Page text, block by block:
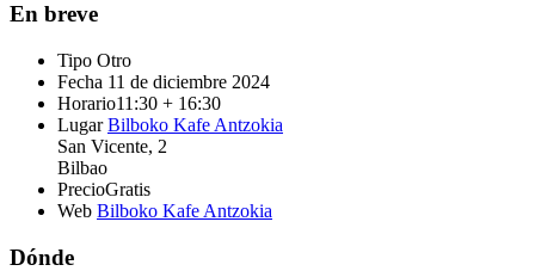
En breve
Tipo Otro
Fecha 11 de diciembre 2024
Horario11:30 + 16:30
Lugar Bilboko Kafe Antzokia
San Vicente, 2
Bilbao
PrecioGratis
Web Bilboko Kafe Antzokia
Dónde